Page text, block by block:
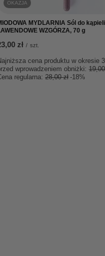
OKAZJA
MYDLARNIA Sól do
WZGÓRZA, 70 g
zł / szt.
cena produktu w okresie
wprowadzeniem obniżki:
regularna: 28,00 zł -18%